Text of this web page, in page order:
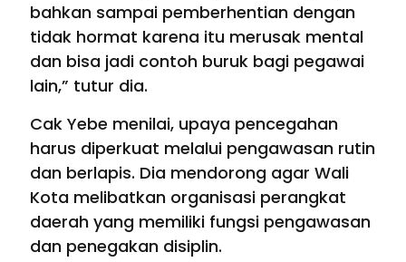
bahkan sampai pemberhentian dengan
tidak hormat karena itu merusak mental
dan bisa jadi contoh buruk bagi pegawai
lain,” tutur dia.
Cak Yebe menilai, upaya pencegahan
harus diperkuat melalui pengawasan rutin
dan berlapis. Dia mendorong agar Wali
Kota melibatkan organisasi perangkat
daerah yang memiliki fungsi pengawasan
dan penegakan disiplin.